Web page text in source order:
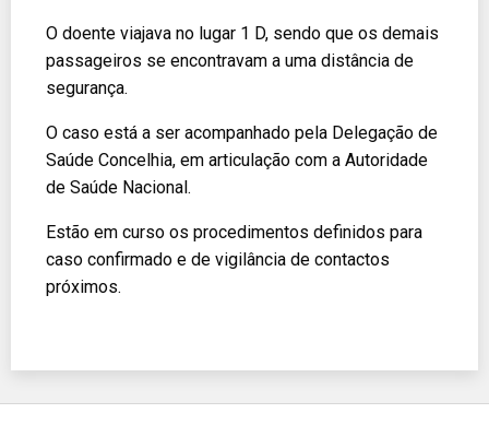
O doente viajava no lugar 1 D, sendo que os demais
passageiros se encontravam a uma distância de
segurança.
O caso está a ser acompanhado pela Delegação de
Saúde Concelhia, em articulação com a Autoridade
de Saúde Nacional.
Estão em curso os procedimentos definidos para
caso confirmado e de vigilância de contactos
próximos.